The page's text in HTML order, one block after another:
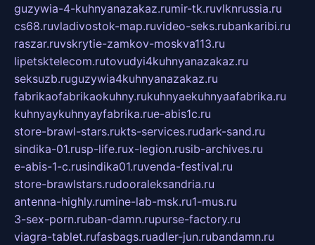
guzywia-4-kuhnyanazakaz.rumir-tk.ruvlknrussia.ru
cs68.ruvladivostok-map.ruvideo-seks.rubankaribi.ru
raszar.ruvskrytie-zamkov-moskva113.ru
lipetsktelecom.rutovudyi4kuhnyanazakaz.ru
seksuzb.ruguzywia4kuhnyanazakaz.ru
fabrikaofabrikaokuhny.rukuhnyaekuhnyaafabrika.ru
kuhnyaykuhnyayfabrika.rue-abis1c.ru
store-brawl-stars.rukts-services.rudark-sand.ru
sindika-01.rusp-life.rux-legion.rusib-archives.ru
e-abis-1-c.rusindika01.ruvenda-festival.ru
store-brawlstars.rudooraleksandria.ru
antenna-highly.rumine-lab-msk.ru1-mus.ru
3-sex-porn.ruban-damn.rupurse-factory.ru
viagra-tablet.rufasbags.ruadler-jun.rubandamn.ru